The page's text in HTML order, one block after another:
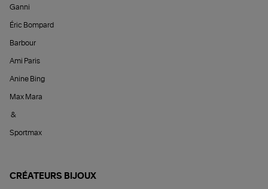
Ganni
Éric Bompard
Barbour
Ami Paris
Anine Bing
Max Mara
&
Sportmax
CRÉATEURS BIJOUX